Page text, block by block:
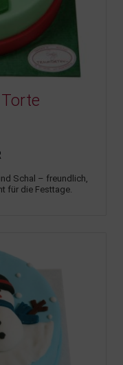
Schal – freundlich,
für die Festtage.